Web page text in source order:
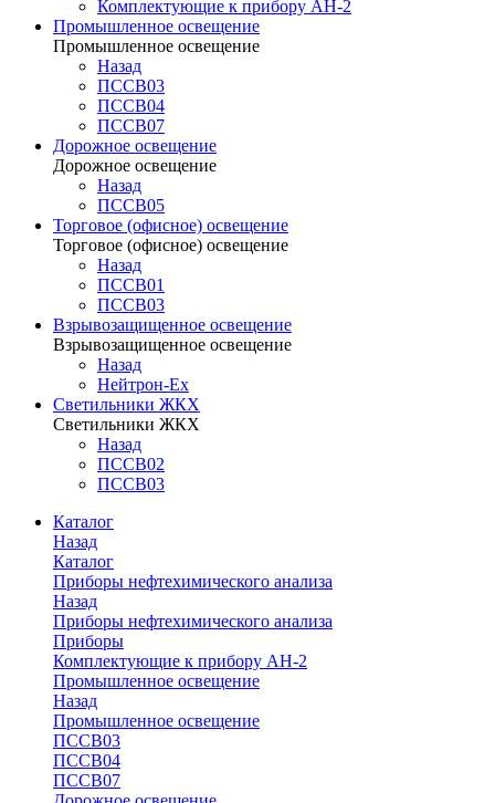
Комплектующие к прибору АН-2
Промышленное освещение
Промышленное освещение
Назад
ПССВ03
ПССВ04
ПССВ07
Дорожное освещение
Дорожное освещение
Назад
ПССВ05
Торговое (офисное) освещение
Торговое (офисное) освещение
Назад
ПССВ01
ПССВ03
Взрывозащищенное освещение
Взрывозащищенное освещение
Назад
Нейтрон-Ex
Светильники ЖКХ
Светильники ЖКХ
Назад
ПССВ02
ПССВ03
Каталог
Назад
Каталог
Приборы нефтехимического анализа
Назад
Приборы нефтехимического анализа
Приборы
Комплектующие к прибору АН-2
Промышленное освещение
Назад
Промышленное освещение
ПССВ03
ПССВ04
ПССВ07